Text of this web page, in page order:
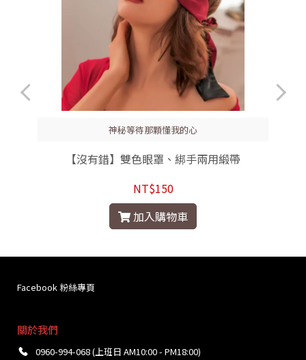
神秘等待那顆懂我的心
【沒有錯】雙色眼罩、綁手兩用緞帶
NT$150
加入購物車
關於我們
0960-994-068 (上班日 AM10:00 - PM18:00)
Facebook 粉絲專頁